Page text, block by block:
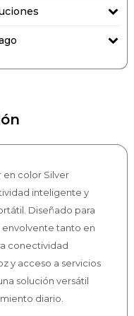
en color Silver
inteligente y
Diseñado para
tanto en
conectividad
y acceso a servicios
solución versátil
diario.